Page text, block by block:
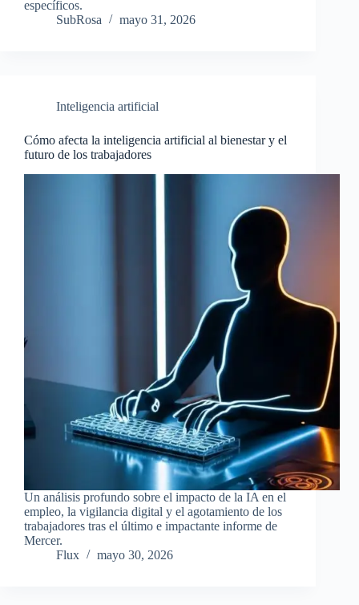
específicos.
SubRosa
mayo 31, 2026
Inteligencia artificial
Cómo afecta la inteligencia artificial al bienestar y el
futuro de los trabajadores
Un análisis profundo sobre el impacto de la IA en el
empleo, la vigilancia digital y el agotamiento de los
trabajadores tras el último e impactante informe de
Mercer.
Flux
mayo 30, 2026